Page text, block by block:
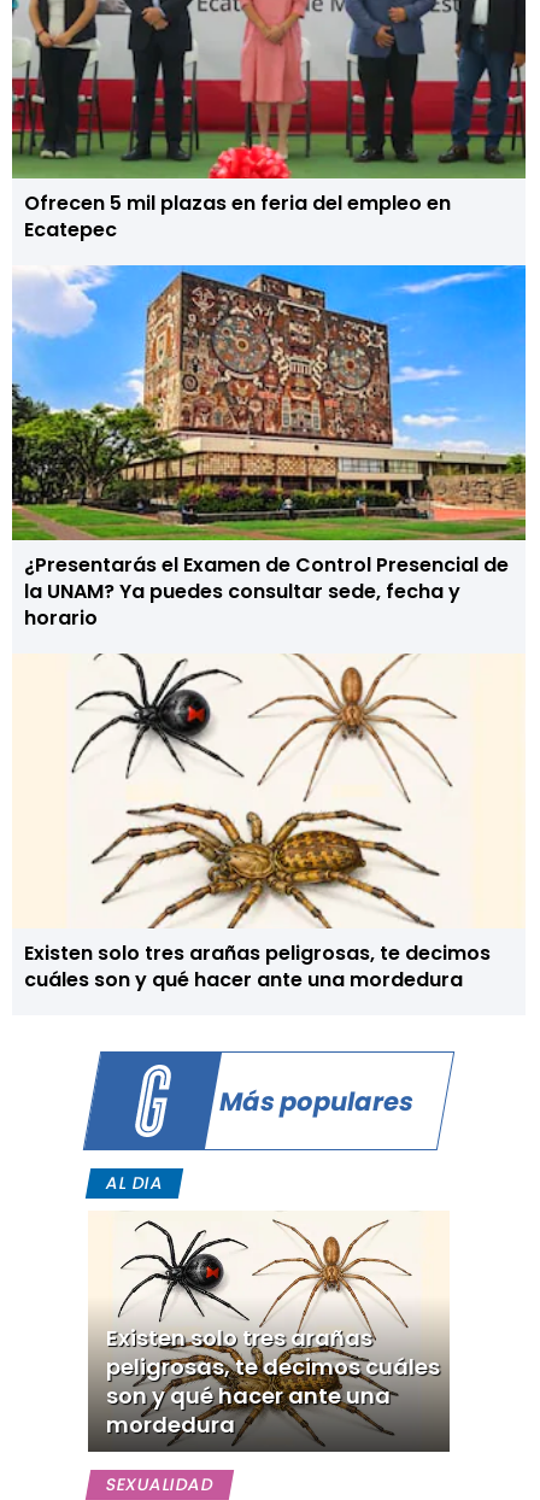
Ofrecen 5 mil plazas en feria del empleo en
Ecatepec
¿Presentarás el Examen de Control Presencial de
la UNAM? Ya puedes consultar sede, fecha y
horario
Existen solo tres arañas peligrosas, te decimos
cuáles son y qué hacer ante una mordedura
Más populares
AL DIA
Existen solo tres arañas
peligrosas, te decimos cuáles
son y qué hacer ante una
mordedura
SEXUALIDAD